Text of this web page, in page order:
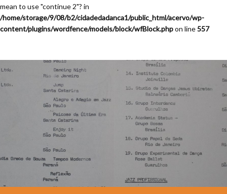
mean to use "continue 2"? in
/home/storage/9/08/b2/cidadedadanca1/public_html/acervo/wp-
content/plugins/wordfence/models/block/wfBlock.phpon line557